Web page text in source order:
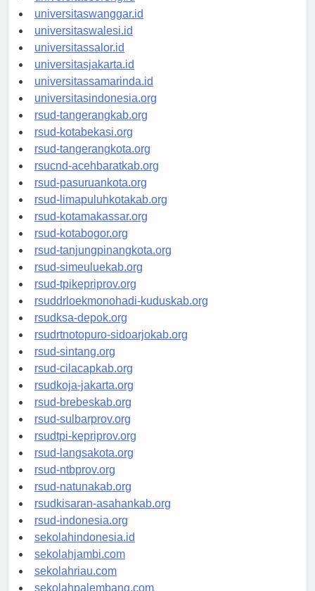
universitassorong.id
universitaswanggar.id
universitaswalesi.id
universitassalor.id
universitasjakarta.id
universitassamarinda.id
universitasindonesia.org
rsud-tangerangkab.org
rsud-kotabekasi.org
rsud-tangerangkota.org
rsucnd-acehbaratkab.org
rsud-pasuruankota.org
rsud-limapuluhkotakab.org
rsud-kotamakassar.org
rsud-kotabogor.org
rsud-tanjungpinangkota.org
rsud-simeuluekab.org
rsud-tpikepriprov.org
rsuddrloekmonohadi-kuduskab.org
rsudksa-depok.org
rsudrtnotopuro-sidoarjokab.org
rsud-sintang.org
rsud-cilacapkab.org
rsudkoja-jakarta.org
rsud-brebeskab.org
rsud-sulbarprov.org
rsudtpi-kepriprov.org
rsud-langsakota.org
rsud-ntbprov.org
rsud-natunakab.org
rsudkisaran-asahankab.org
rsud-indonesia.org
sekolahindonesia.id
sekolahjambi.com
sekolahriau.com